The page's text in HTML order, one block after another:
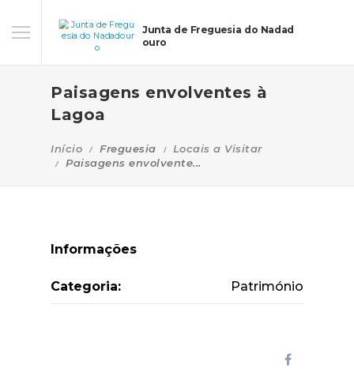
Junta de Freguesia do Nadad
ouro
Paisagens envolventes à
Lagoa
Início Freguesia
Locais a Visitar
Paisagens envolvente...
Informações
Categoria: Património